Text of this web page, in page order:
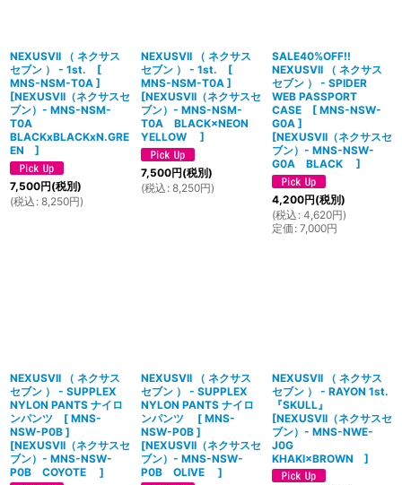
NEXUSVII （ ネクサス
セブン ） - 1st. [
MNS-NSM-T0A ]
[NEXUSVII（ネクサスセ
ブン）- MNS-NSM-
T0A
BLACKxBLACKxN.GRE
EN ]
7,500円(税別)
(税込 : 8,250円)
NEXUSVII （ ネクサス
セブン ） - 1st. [
MNS-NSM-T0A ]
[NEXUSVII（ネクサスセ
ブン）- MNS-NSM-
T0A BLACK×NEON
YELLOW ]
7,500円(税別)
(税込 : 8,250円)
SALE40%OFF!!
NEXUSVII （ ネクサス
セブン ） - SPIDER
WEB PASSPORT
CASE [ MNS-NSW-
G0A ]
[NEXUSVII（ネクサスセ
ブン）- MNS-NSW-
G0A BLACK ]
4,200円(税別)
(税込 : 4,620円)
定価 : 7,000円
NEXUSVII （ ネクサス
セブン ） - SUPPLEX
NYLON PANTS ナイロ
ンパンツ [ MNS-
NSW-P0B ]
[NEXUSVII（ネクサスセ
ブン）- MNS-NSW-
P0B COYOTE ]
NEXUSVII （ ネクサス
セブン ） - SUPPLEX
NYLON PANTS ナイロ
ンパンツ [ MNS-
NSW-P0B ]
[NEXUSVII（ネクサスセ
ブン）- MNS-NSW-
P0B OLIVE ]
NEXUSVII （ ネクサス
セブン ） - RAYON 1st.
『SKULL』
[NEXUSVII（ネクサスセ
ブン）- MNS-NWE-
J0G
KHAKI×BROWN ]